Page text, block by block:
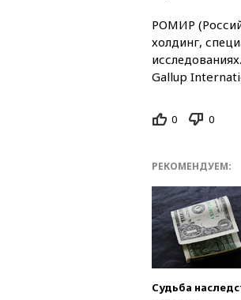
РОМИР
холдинг,
Gallup
0 0
РЕКОМЕНДУЕМ:
Судьба